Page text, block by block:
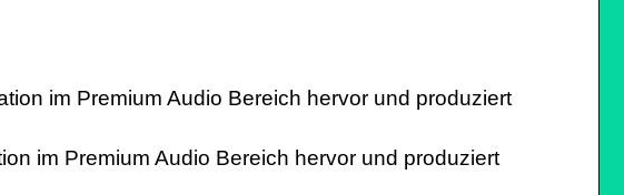
im Premium Audio Bereich hervor und produziert
im Premium Audio Bereich hervor und produziert